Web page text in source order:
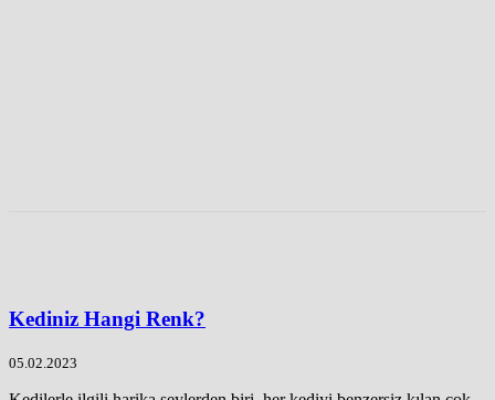
Kediniz Hangi Renk?
05.02.2023